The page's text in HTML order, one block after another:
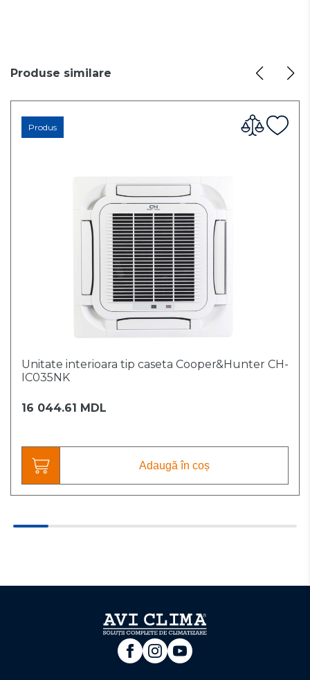
Produse similare
Produs
Unitate interioara tip caseta Cooper&Hunter CH-
IC035NK
16 044.61 MDL
Adaugă în coș